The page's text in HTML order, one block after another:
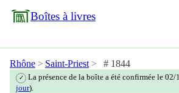
Boîtes à livres
Rhône Saint-Priest # 1844
✓ La présence de la boîte a été confirmée le
jour).